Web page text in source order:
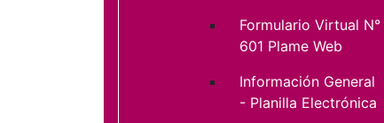
Formulario Virtual N°
601 Plame Web
Información General
- Planilla Electrónica